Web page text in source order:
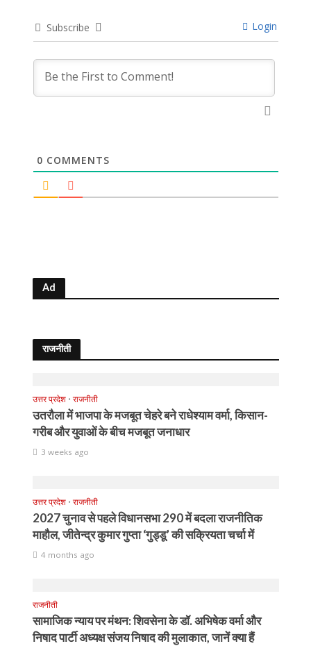
Subscribe Login
0 COMMENTS
Ad
राजनीती
उत्तर प्रदेश • राजनीती
उतरौला में भाजपा के मजबूत चेहरे बने राधेश्याम वर्मा, किसान-
गरीब और युवाओं के बीच मजबूत जनाधार
3 weeks ago
उत्तर प्रदेश • राजनीती
2027 चुनाव से पहले विधानसभा 290 में बदला राजनीतिक
माहौल, जीतेन्द्र कुमार गुप्ता ‘गुड्डू’ की सक्रियता चर्चा में
4 months ago
राजनीती
सामाजिक न्याय पर मंथन: शिवसेना के डॉ. अभिषेक वर्मा और
निषाद पार्टी अध्यक्ष संजय निषाद की मुलाकात, जानें क्या हैं